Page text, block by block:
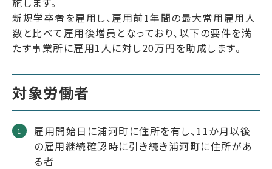
新規学卒者を雇用し、雇用前1年間の最大常用雇用人
数と比べて雇用後増員となっており、以下の要件を満
たす事業所に雇用1人に対し20万円を助成します。
対象労働者
雇用開始日に浦河町に住所を有し、11か月以後
の雇用継続確認時に引き続き浦河町に住所があ
る者